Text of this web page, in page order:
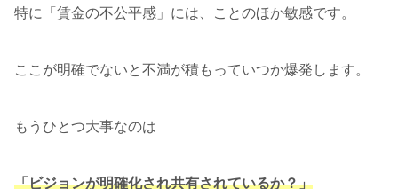
特に「賃金の不公平感」には、ことのほか敏感です。
ここが明確でないと不満が積もっていつか爆発します。
もうひとつ大事なのは
「ビジョンが明確化され共有されているか？」